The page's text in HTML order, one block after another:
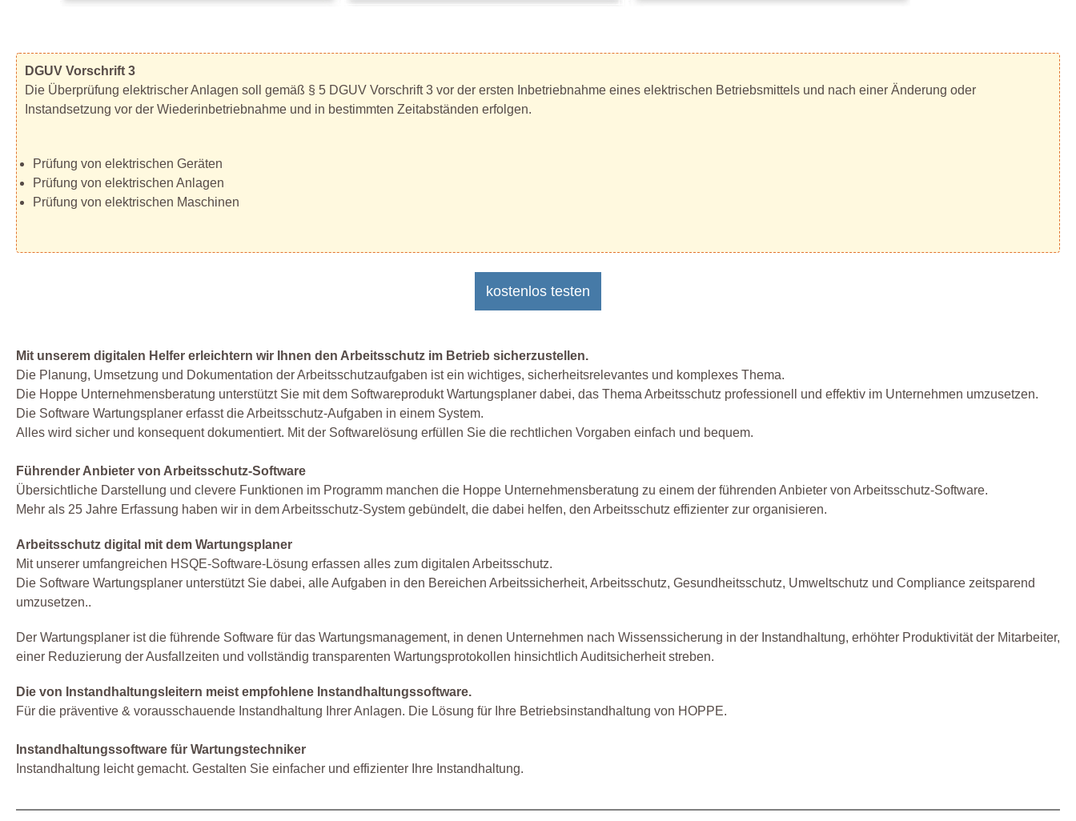
DGUV Vorschrift 3
Die Überprüfung elektrischer Anlagen soll gemäß § 5 DGUV Vorschrift 3 vor der ersten Inbetriebnahme eines elektrischen Betriebsmittels und nach einer Änderung oder
Instandsetzung vor der Wiederinbetriebnahme und in bestimmten Zeitabständen erfolgen.
Prüfung von elektrischen Geräten
Prüfung von elektrischen Anlagen
Prüfung von elektrischen Maschinen
kostenlos testen
Mit unserem digitalen Helfer erleichtern wir Ihnen den Arbeitsschutz im Betrieb sicherzustellen.
Die Planung, Umsetzung und Dokumentation der Arbeitsschutzaufgaben ist ein wichtiges, sicherheitsrelevantes und komplexes Thema.
Die Hoppe Unternehmensberatung unterstützt Sie mit dem Softwareprodukt Wartungsplaner dabei, das Thema Arbeitsschutz professionell und effektiv im Unternehmen umzusetzen.
Die Software Wartungsplaner erfasst die Arbeitsschutz-Aufgaben in einem System.
Alles wird sicher und konsequent dokumentiert. Mit der Softwarelösung erfüllen Sie die rechtlichen Vorgaben einfach und bequem.
Führender Anbieter von Arbeitsschutz-Software
Übersichtliche Darstellung und clevere Funktionen im Programm manchen die Hoppe Unternehmensberatung zu einem der führenden Anbieter von Arbeitsschutz-Software.
Mehr als 25 Jahre Erfassung haben wir in dem Arbeitsschutz-System gebündelt, die dabei helfen, den Arbeitsschutz effizienter zur organisieren.
Arbeitsschutz digital mit dem Wartungsplaner
Mit unserer umfangreichen HSQE-Software-Lösung erfassen alles zum digitalen Arbeitsschutz.
Die Software Wartungsplaner unterstützt Sie dabei, alle Aufgaben in den Bereichen Arbeitssicherheit, Arbeitsschutz, Gesundheitsschutz, Umweltschutz und Compliance zeitsparend
umzusetzen..
Der Wartungsplaner ist die führende Software für das Wartungsmanagement, in denen Unternehmen nach Wissenssicherung in der Instandhaltung, erhöhter Produktivität der Mitarbeiter,
einer Reduzierung der Ausfallzeiten und vollständig transparenten Wartungsprotokollen hinsichtlich Auditsicherheit streben.
Die von Instandhaltungsleitern meist empfohlene Instandhaltungssoftware.
Für die präventive & vorausschauende Instandhaltung Ihrer Anlagen. Die Lösung für Ihre Betriebsinstandhaltung von HOPPE.
Instandhaltungssoftware für Wartungstechniker
Instandhaltung leicht gemacht. Gestalten Sie einfacher und effizienter Ihre Instandhaltung.